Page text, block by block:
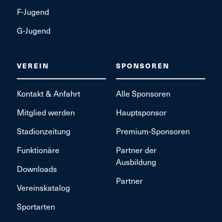
F-Jugend
G-Jugend
VEREIN
Kontakt & Anfahrt
Mitglied werden
Stadionzeitung
Funktionäre
Downloads
Vereinskatalog
Sportarten
SPONSOREN
Alle Sponsoren
Hauptsponsor
Premium-Sponsoren
Partner der
Ausbildung
Partner